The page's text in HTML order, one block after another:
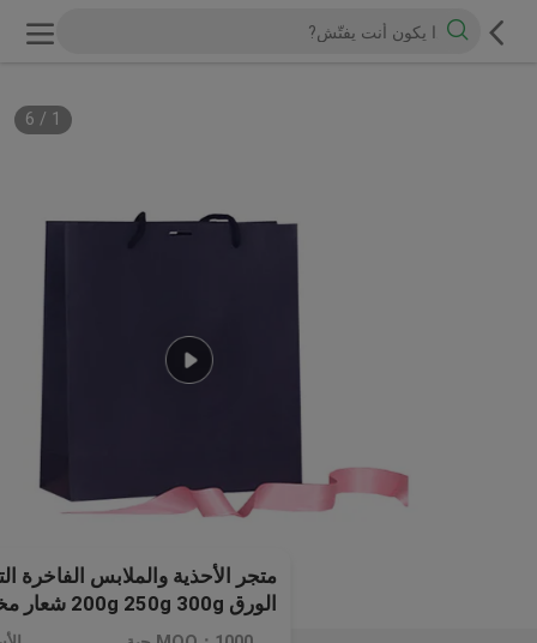
1
/
6
متجر الأحذية والملابس الفاخرة
الورق 200g 250g 300g شعار مخصص